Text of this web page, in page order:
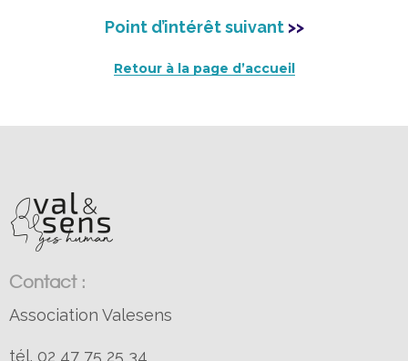
Point d’intérêt suivant>>
Retour à la page d’accueil
Contact :
Association Valesens
tél. 02 47 75 25 34